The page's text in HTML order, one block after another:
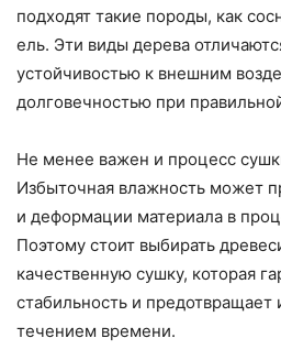
подходят такие породы, как
ель. Эти виды дерева
устойчивостью к внешним
долговечностью при
Не менее важен и процесс
Избыточная влажность может
и деформации материала в
Поэтому стоит выбирать
качественную сушку, которая
стабильность и
течением времени.